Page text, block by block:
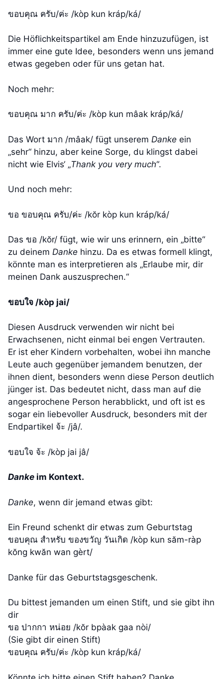
ขอบคุณ ครับ/ค่ะ /kòp kun kráp/ká/
Die Höflichkeitspartikel am Ende hinzuzufügen, ist
immer eine gute Idee, besonders wenn uns jemand
etwas gegeben oder für uns getan hat.
Noch mehr:
ขอบคุณ มาก ครับ/ค่ะ /kòp kun mâak kráp/ká/
Das Wort มาก /mâak/ fügt unserem Danke ein
„sehr“ hinzu, aber keine Sorge, du klingst dabei
nicht wie Elvis‘ „Thank you very much“.
Und noch mehr:
ขอ ขอบคุณ ครับ/ค่ะ /kŏr kòp kun kráp/ká/
Das ขอ /kŏr/ fügt, wie wir uns erinnern, ein „bitte“
zu deinem Danke hinzu. Da es etwas formell klingt,
könnte man es interpretieren als „Erlaube mir, dir
meinen Dank auszusprechen.“
ขอบใจ /kòp jai/
Diesen Ausdruck verwenden wir nicht bei
Erwachsenen, nicht einmal bei engen Vertrauten.
Er ist eher Kindern vorbehalten, wobei ihn manche
Leute auch gegenüber jemandem benutzen, der
ihnen dient, besonders wenn diese Person deutlich
jünger ist. Das bedeutet nicht, dass man auf die
angesprochene Person herabblickt, und oft ist es
sogar ein liebevoller Ausdruck, besonders mit der
Endpartikel จ้ะ /jâ/.
ขอบใจ จ้ะ /kòp jai jâ/
Danke im Kontext.
Danke, wenn dir jemand etwas gibt:
Ein Freund schenkt dir etwas zum Geburtstag
ขอบคุณ สำหรับ ของขวัญ วันเกิด /kòp kun săm-ràp
kŏng kwăn wan gèrt/
Danke für das Geburtstagsgeschenk.
Du bittest jemanden um einen Stift, und sie gibt ihn
dir
ขอ ปากกา หน่อย /kŏr bpàak gaa nòi/
(Sie gibt dir einen Stift)
ขอบคุณ ครับ/ค่ะ /kòp kun kráp/ká/